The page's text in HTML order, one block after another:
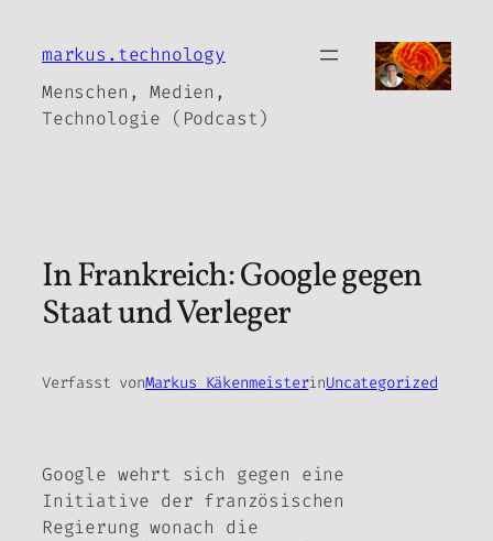
Inhalt
markus.technology
Menschen, Medien,
Technologie (Podcast)
In Frankreich: Google gegen
Staat und Verleger
Verfasst vonMarkus KäkenmeisterinUncategorized
Google wehrt sich gegen eine
Initiative der französischen
Regierung wonach die